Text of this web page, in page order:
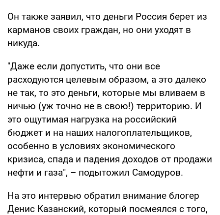
Он также заявил, что деньги Россия берет из
карманов своих граждан, но они уходят в
никуда.
"Даже если допустить, что они все
расходуются целевым образом, а это далеко
не так, то это деньги, которые мы вливаем в
ничью (уж точно не в свою!) территорию. И
это ощутимая нагрузка на российский
бюджет и на наших налогоплательщиков,
особенно в условиях экономического
кризиса, спада и падения доходов от продажи
нефти и газа", – подытожил Самодуров.
На это интервью обратил внимание блогер
Денис Казанский, который посмеялся с того,